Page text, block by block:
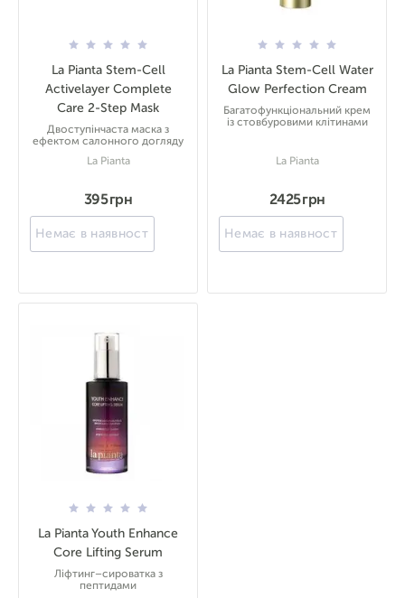
La Pianta Stem-Cell
Activelayer Complete
Care 2-Step Mask
Двоступінчаста маска з
ефектом салонного догляду
La Pianta
395 грн
Немає в наявності
La Pianta Stem-Cell Water
Glow Perfection Cream
Багатофункціональний крем
із стовбуровими клітинами
La Pianta
2425 грн
Немає в наявності
La Pianta Youth Enhance
Core Lifting Serum
Ліфтинг–сироватка з
пептидами